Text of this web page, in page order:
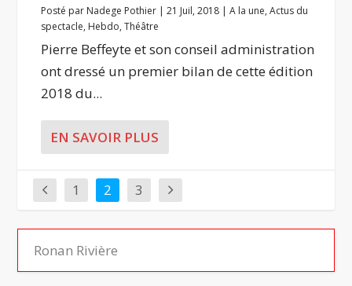
Posté par Nadege Pothier |21 Juil, 2018 |A la une,Actus du
spectacle, Hebdo,Théâtre
Pierre Beffeyte et son conseil administration
ont dressé un premier bilan de cette édition
2018 du...
EN SAVOIR PLUS
1 2 3